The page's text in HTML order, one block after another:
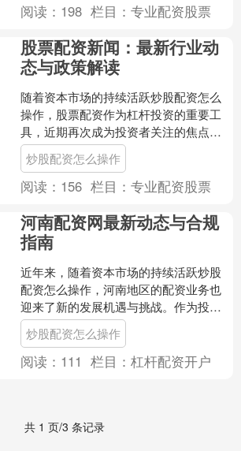
阅读： 198 栏目：专业配资股票
股票配资新闻：最新行业动
态与政策解读
随着资本市场的持续活跃炒股配资怎么
操作，股票配资作为杠杆投资的重要工
具，近期再次成为投资者关注的焦点。
本文将为您梳理最新的行业动态与政策
变化，帮助投资者把握市场....
炒股配资怎么操作
阅读： 156 栏目：专业配资股票
河南配资网最新动态与合规
指南
近年来，随着资本市场的持续活跃炒股
配资怎么操作，河南地区的配资业务也
迎来了新的发展机遇与挑战。作为投资
者，了解河南配资网的最新动态及合规
要求，不仅有助于把握市场....
炒股配资怎么操作
阅读： 111 栏目：杠杆配资开户
共 1 页/3 条记录